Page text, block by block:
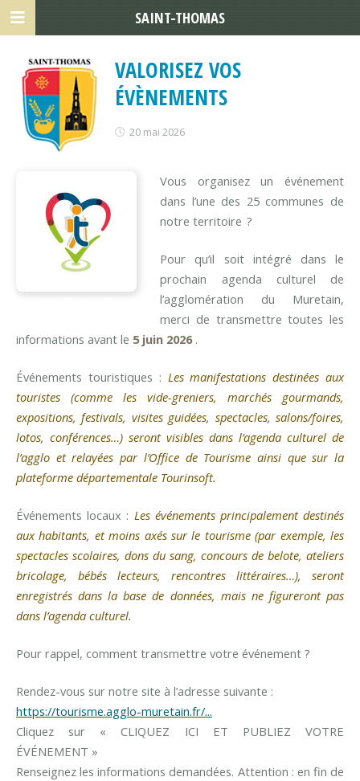
VALORISEZ VOS
ÉVÈNEMENTS
20 mai 2026
Vous organisez un événement
dans l’une des 25 communes de
notre territoire ?
Pour qu’il soit intégré dans le
prochain agenda culturel de
l’agglomération du Muretain,
merci de transmettre toutes les
informations avant le 5 juin 2026.
Événements touristiques : Les manifestations destinées aux
touristes (comme les vide-greniers, marchés gourmands,
expositions, festivals, visites guidées, spectacles, salons/foires,
lotos, conférences…) seront visibles dans l’agenda culturel de
l’agglo et relayées par l’Office de Tourisme ainsi que sur la
plateforme départementale Tourinsoft.
Événements locaux : Les événements principalement destinés
aux habitants, et moins axés sur le tourisme (par exemple, les
spectacles scolaires, dons du sang, concours de belote, ateliers
bricolage, bébés lecteurs, rencontres littéraires…), seront
enregistrés dans la base de données, mais ne figureront pas
dans l’agenda culturel.
Pour rappel, comment transmettre votre événement ?
Rendez-vous sur notre site à l’adresse suivante :
https://tourisme.agglo-muretain.fr/...
Cliquez sur « CLIQUEZ ICI ET PUBLIEZ VOTRE
ÉVÉNEMENT »
Renseignez les informations demandées. Attention : en fin de
SAINT-THOMAS